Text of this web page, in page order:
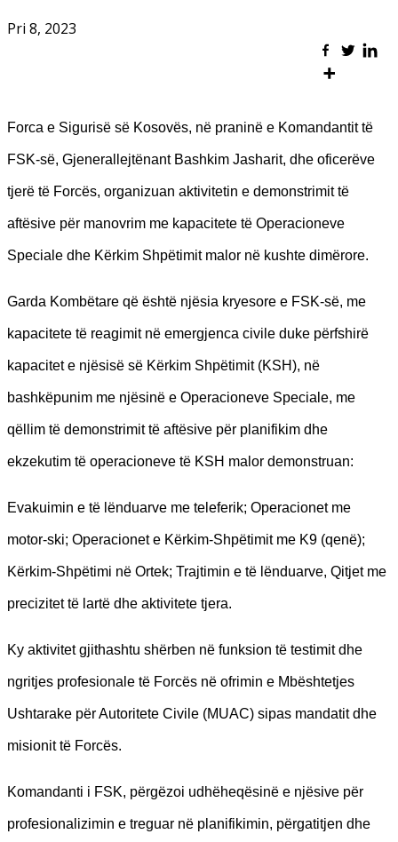
Pri 8, 2023
Forca e Sigurisë së Kosovës, në praninë e Komandantit të
FSK-së, Gjenerallejtënant Bashkim Jasharit, dhe oficerëve
tjerë të Forcës, organizuan aktivitetin e demonstrimit të
aftësive për manovrim me kapacitete të Operacioneve
Speciale dhe Kërkim Shpëtimit malor në kushte dimërore.
Garda Kombëtare që është njësia kryesore e FSK-së, me
kapacitete të reagimit në emergjenca civile duke përfshirë
kapacitet e njësisë së Kërkim Shpëtimit (KSH), në
bashkëpunim me njësinë e Operacioneve Speciale, me
qëllim të demonstrimit të aftësive për planifikim dhe
ekzekutim të operacioneve të KSH malor demonstruan:
Evakuimin e të lënduarve me teleferik; Operacionet me
motor-ski; Operacionet e Kërkim-Shpëtimit me K9 (qenë);
Kërkim-Shpëtimi në Ortek; Trajtimin e të lënduarve, Qitjet me
precizitet të lartë dhe aktivitete tjera.
Ky aktivitet gjithashtu shërben në funksion të testimit dhe
ngritjes profesionale të Forcës në ofrimin e Mbështetjes
Ushtarake për Autoritete Civile (MUAC) sipas mandatit dhe
misionit të Forcës.
Komandanti i FSK, përgëzoi udhëheqësinë e njësive për
profesionalizimin e treguar në planifikimin, përgatitjen dhe